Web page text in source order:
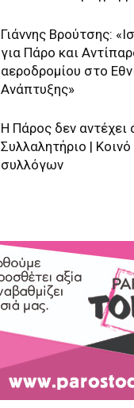
Γιάννης Βρούτσης:
για Πάρο και
αεροδρομίου στο
Ανάπτυξης»
Η Πάρος δεν αντέχει
Συλλαλητήριο |
συλλόγων